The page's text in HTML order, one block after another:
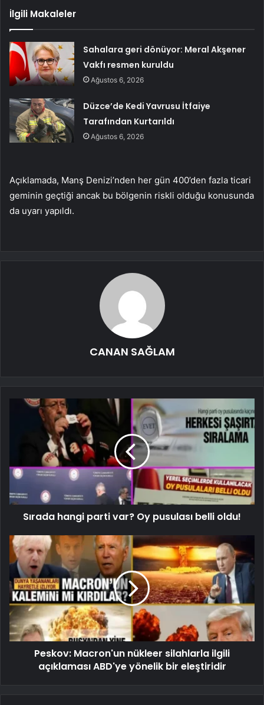
İlgili Makaleler
Sahalara geri dönüyor: Meral Akşener
Vakfı resmen kuruldu
Ağustos 6, 2026
Düzce’de Kedi Yavrusu İtfaiye
Tarafından Kurtarıldı
Ağustos 6, 2026
Açıklamada, Manş Denizi’nden her gün 400’den fazla ticari
geminin geçtiği ancak bu bölgenin riskli olduğu konusunda
da uyarı yapıldı.
CANAN SAĞLAM
Sırada hangi parti var? Oy pusulası belli oldu!
Peskov: Macron'un nükleer silahlarla ilgili
açıklaması ABD'ye yönelik bir eleştiridir